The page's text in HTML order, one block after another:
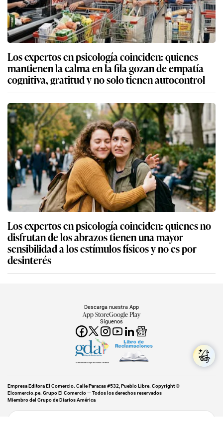
Los expertos en psicología coinciden: quienes
mantienen la calma en la fila gozan de empatía
cognitiva, gratitud y no solo tienen autocontrol
Los expertos en psicología coinciden: quienes no
disfrutan de los abrazos tienen una mayor
sensibilidad a los estímulos físicos y no es por
desinterés
Síguenos
Descarga nuestra App
App StoreGoogle Play
Miembro del Grupo de Diarios América
Empresa Editora El Comercio. Calle Paracas #532, Pueblo Libre. Copyright ©
Elcomercio.pe. Grupo El Comercio — Todos los derechos reservados
Miembro del Grupo de Diarios América